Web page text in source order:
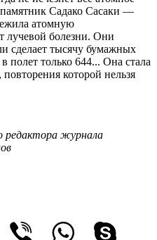
Садако Сасаки —
атомную
лучевой болезни. Они
сделает тысячу бумажных
полет только 644... Она стала
которой нельзя
редактора журнала